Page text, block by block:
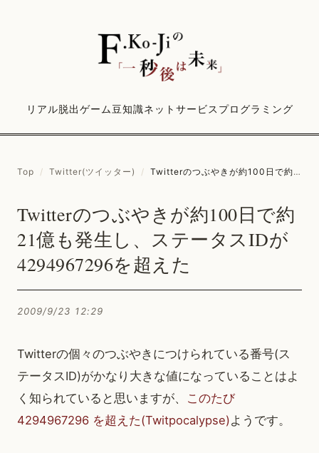
リアル脱出ゲーム豆知識ネットサービス プログラミング
Top / Twitter(ツイッター) / Twitterのつぶやきが約100日で約21億も発生し、ステータスIDが4294967296を超えた
Twitterのつぶやきが約100日で約
21億も発生し、ステータスIDが
4294967296を超えた
2009/9/23 12:29
Twitterの個々のつぶやきにつけられている番号(ス
テータスID)がかなり大きな値になっていることはよ
く知られていると思いますが、 このたび
4294967296 を超えた(Twitpocalypse)ようです。